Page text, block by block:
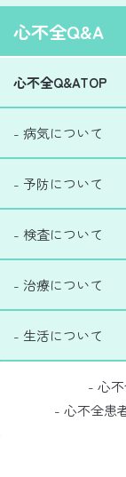
心不全Q&A
心不全Q&ATOP
- 病気について
- 予防について
- 検査について
- 治療について
- 生活について
- 心
- 心不全患